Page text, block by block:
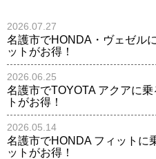
2026.07.27
名護市でHONDA・ヴェゼル
ットがお得！
2026.06.25
名護市でTOYOTA アクアに
トがお得！
2026.05.14
名護市でHONDA フィットに
ットがお得！